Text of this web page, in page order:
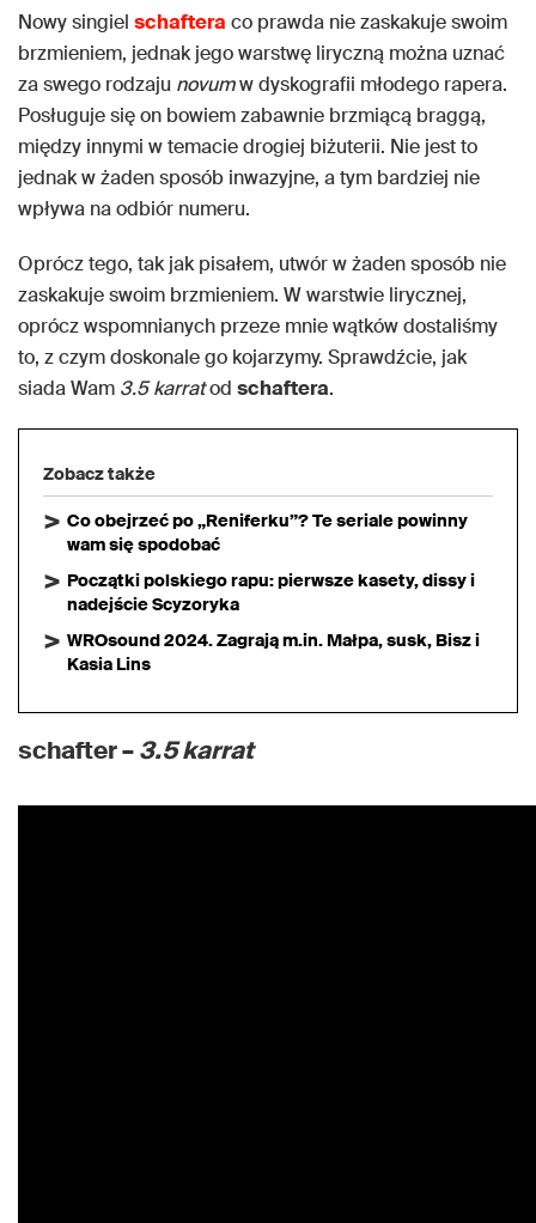
Nowy singiel schaftera co prawda nie zaskakuje swoim
brzmieniem, jednak jego warstwę liryczną można uznać
za swego rodzaju novumw dyskografii młodego rapera.
Posługuje się on bowiem zabawnie brzmiącą braggą,
między innymi w temacie drogiej biżuterii. Nie jest to
jednak w żaden sposób inwazyjne, a tym bardziej nie
wpływa na odbiór numeru.
Oprócz tego, tak jak pisałem, utwór w żaden sposób nie
zaskakuje swoim brzmieniem. W warstwie lirycznej,
oprócz wspomnianych przeze mnie wątków dostaliśmy
to, z czym doskonale go kojarzymy. Sprawdźcie, jak
siada Wam 3.5 karratod schaftera.
Zobacz także
Co obejrzeć po „Reniferku”? Te seriale powinny
wam się spodobać
Początki polskiego rapu: pierwsze kasety, dissy i
nadejście Scyzoryka
WROsound 2024. Zagrają m.in. Małpa, susk, Bisz i
Kasia Lins
schafter –3.5 karrat